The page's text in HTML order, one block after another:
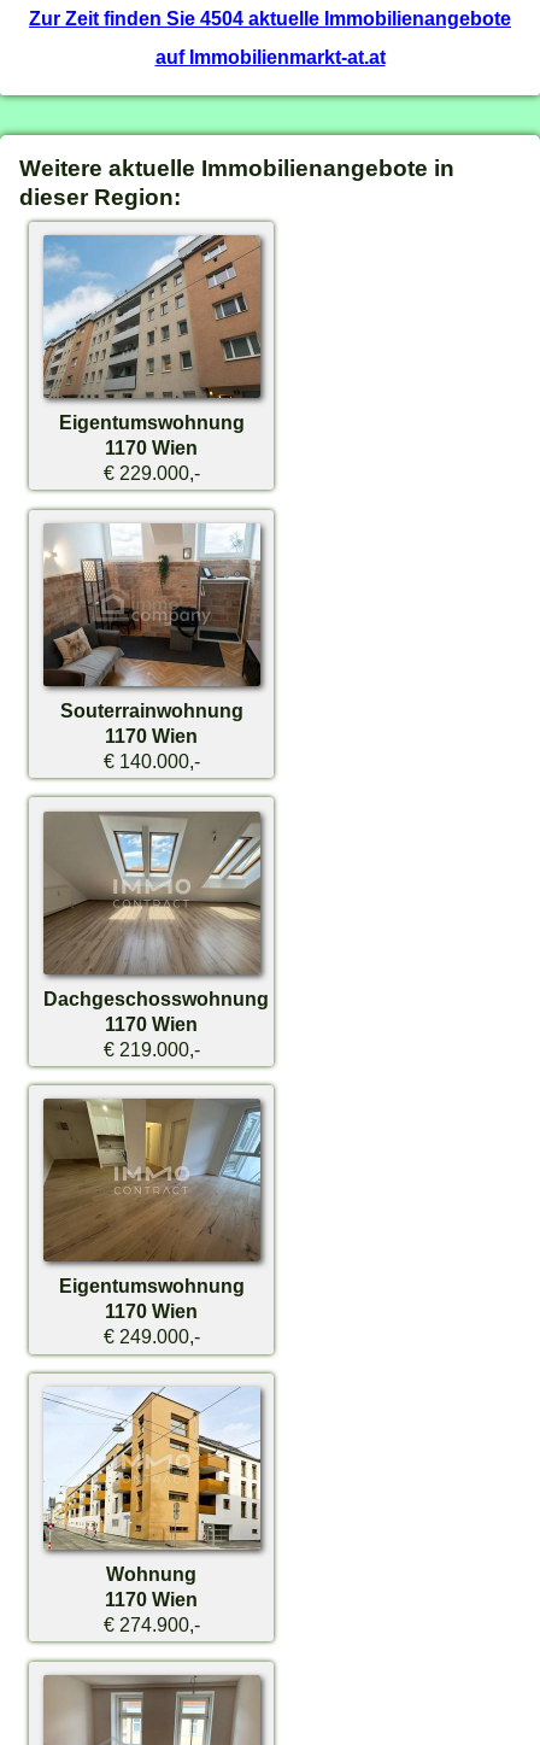
Zur Zeit finden Sie 4504 aktuelle Immobilienangebote
auf Immobilienmarkt-at.at
Weitere aktuelle Immobilienangebote in
dieser Region:
Eigentumswohnung
1170 Wien
€ 229.000,-
Souterrainwohnung
1170 Wien
€ 140.000,-
Dachgeschosswohnung
1170 Wien
€ 219.000,-
Eigentumswohnung
1170 Wien
€ 249.000,-
Wohnung
1170 Wien
€ 274.900,-